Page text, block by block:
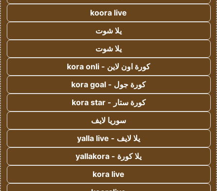
koora live
يلا شوت
يلا شوت
كورة اون لاين - kora onli
كورة جول - kora goal
كورة ستار - kora star
سوريا لايف
يلا لايف - yalla live
يلا كورة - yallakora
kora live